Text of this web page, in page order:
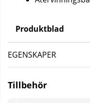
Produktblad
EGENSKAPER
Tillbehör